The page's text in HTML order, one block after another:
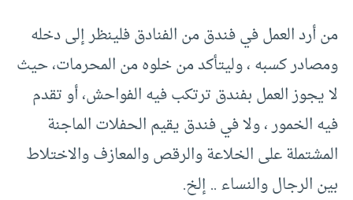
من أرد العمل في فندق من الفنادق فلينظر إلى دخله
ومصادر كسبه ، وليتأكد من ‏خلوه من المحرمات، حيث
لا يجوز العمل بفندق ترتكب فيه الفواحش، أو تقدم
فيه الخمور ‏‏، ولا في فندق يقيم الحفلات الماجنة
المشتملة على الخلاعة والرقص والمعازف والاختلاط
‏بين الرجال والنساء .. إلخ. ‏